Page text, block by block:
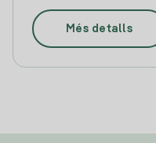
Més detalls